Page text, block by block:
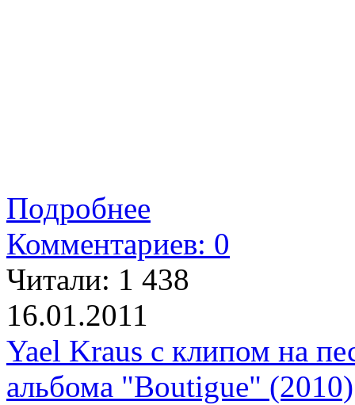
Подробнее
Комментариев: 0
Читали: 1 438
16.01.2011
Yael Kraus с клипом на
альбома "Boutigue" (2010)